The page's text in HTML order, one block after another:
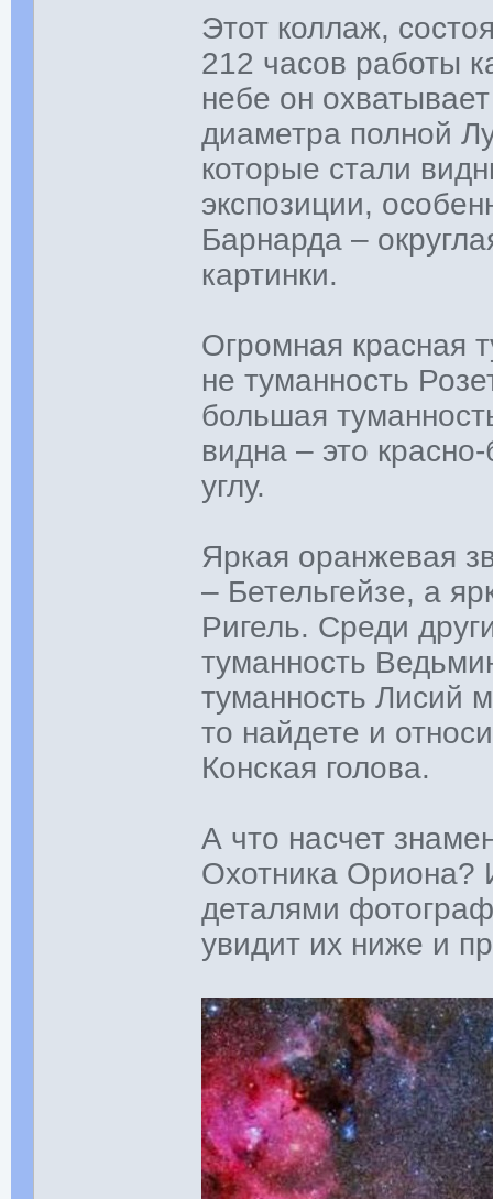
Этот коллаж,
212 часов работы
небе он
диаметра полной
которые стали
экспозиции,
Барнарда –
картинки.
Огромная красная
не туманность
большая
видна – это
углу.
Яркая оранжевая
– Бетельгейзе, а
Ригель. Среди
туманность
туманность Лисий
то найдете и
Конская голова.
А что насчет
Охотника Ориона?
деталями
увидит их ниже и